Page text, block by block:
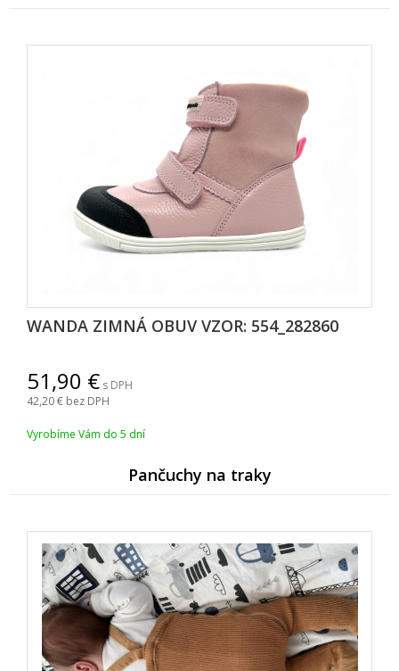
WANDA ZIMNÁ OBUV VZOR: 554_282860
51,90
s DPH
42,20 bez DPH
Vyrobíme Vám do 5 dní
Pančuchy na traky